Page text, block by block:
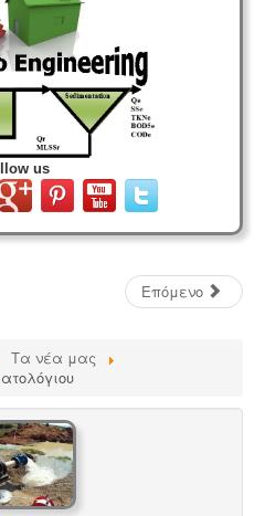
us
Επόμενο
Τα νέα μας